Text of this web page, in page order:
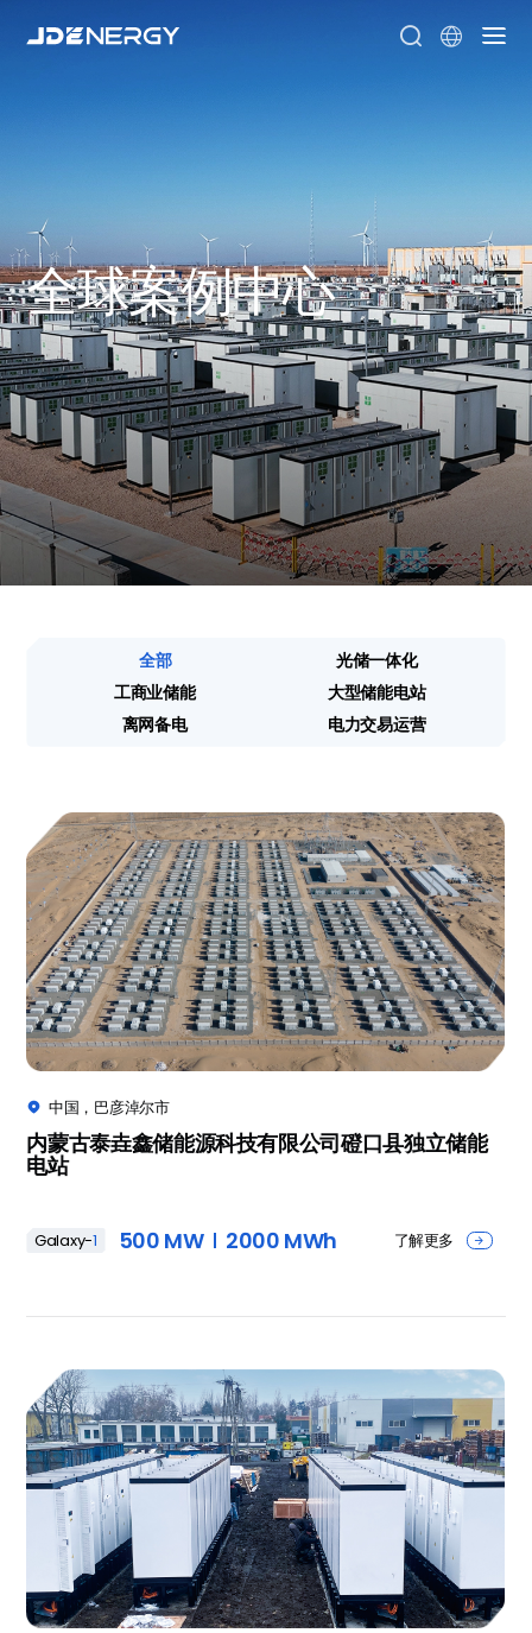
 
全球案例中心
全部
光储一体化
工商业储能
大型储能电站
离网备电
电力交易运营
 中国，巴彦淖尔市
内蒙古泰垚鑫储能源科技有限公司磴口县独立储能
电站
Galaxy-1 500 MW 2000 MWh 了解更多 